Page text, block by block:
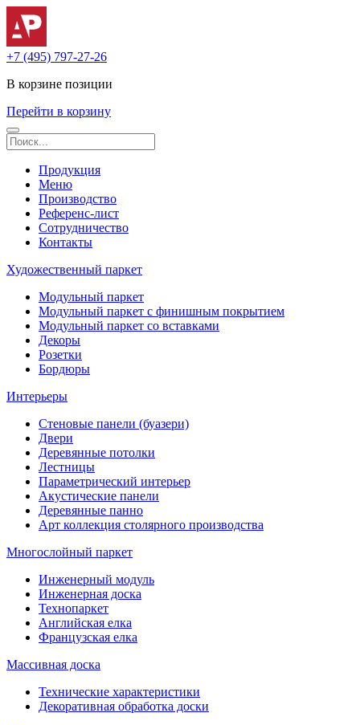
+7 (495) 797-27-26
В корзине позиции
Перейти в корзину
Продукция
Меню
Производство
Референс-лист
Сотрудничество
Контакты
Художественный паркет
Модульный паркет
Модульный паркет с финишным покрытием
Модульный паркет со вставками
Декоры
Розетки
Бордюры
Интерьеры
Стеновые панели (буазери)
Двери
Деревянные потолки
Лестницы
Параметрический интерьер
Акустические панели
Деревянные панно
Арт коллекция столярного производства
Многослойный паркет
Инженерный модуль
Инженерная доска
Технопаркет
Английская елка
Французская елка
Массивная доска
Технические характеристики
Декоративная обработка доски